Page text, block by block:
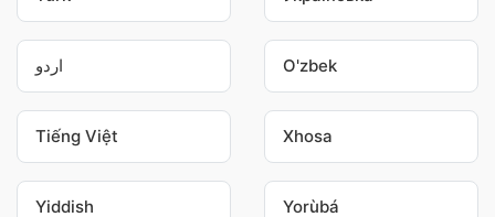
اردو O'zbek
Tiếng Việt Xhosa
Yiddish Yorùbá